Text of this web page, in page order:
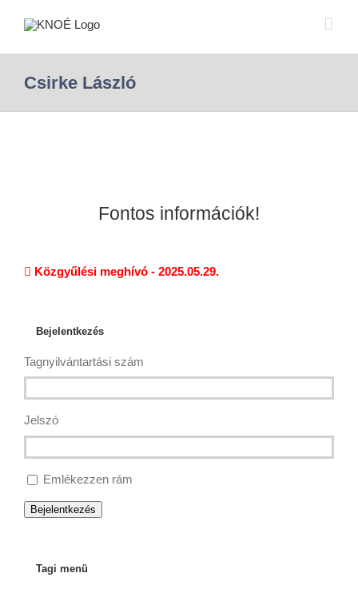
Csirke László
Fontos információk!
Közgyűlési meghívó - 2025.05.29.
Bejelentkezés
Tagnyilvántartási szám
Jelszó
Emlékezzen rám
Bejelentkezés
Tagi menü